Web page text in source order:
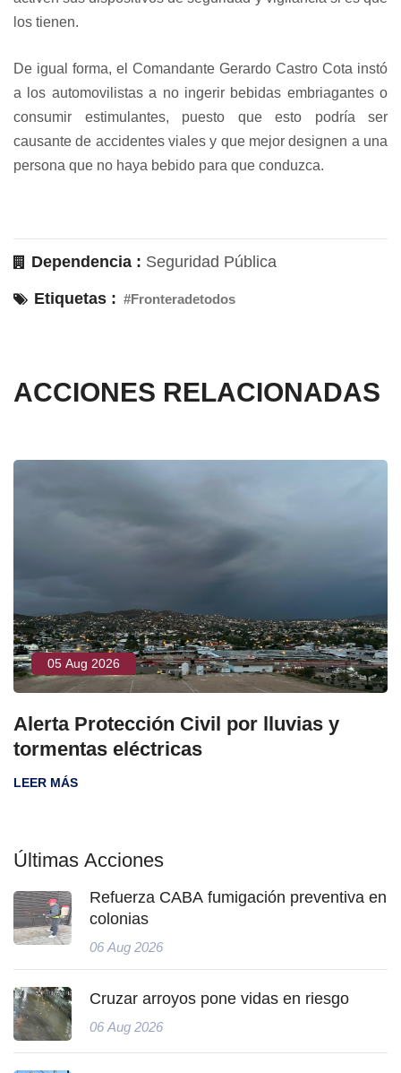
los tienen.
De igual forma, el Comandante Gerardo Castro Cota instó
a los automovilistas a no ingerir bebidas embriagantes o
consumir estimulantes, puesto que esto podría ser
causante de accidentes viales y que mejor designen a una
persona que no haya bebido para que conduzca.
Dependencia : Seguridad Pública
Etiquetas : #Fronteradetodos
ACCIONES RELACIONADAS
05 Aug 2026
Alerta Protección Civil por lluvias y
tormentas eléctricas
LEER MÁS
Últimas Acciones
Refuerza CABA fumigación preventiva en
colonias
06 Aug 2026
Cruzar arroyos pone vidas en riesgo
06 Aug 2026